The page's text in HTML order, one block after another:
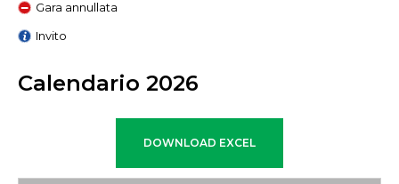
Gara annullata
Invito
Calendario 2026